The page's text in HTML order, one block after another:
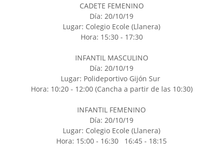
CADETE FEMENINO
Día: 20/10/19
Lugar: Colegio Ecole (Llanera)
Hora: 15:30 - 17:30
INFANTIL MASCULINO
Día: 20/10/19
Lugar: Polideportivo Gijón Sur
Hora: 10:20 - 12:00 (Cancha a partir de las 10:30)
INFANTIL FEMENINO
Día: 20/10/19
Lugar: Colegio Ecole (Llanera)
Hora: 15:00 - 16:30 16:45 - 18:15